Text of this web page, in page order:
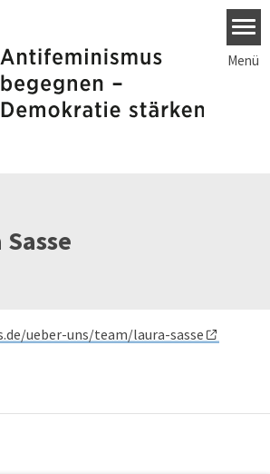
Menü
ueber-uns/team/laura-sasse